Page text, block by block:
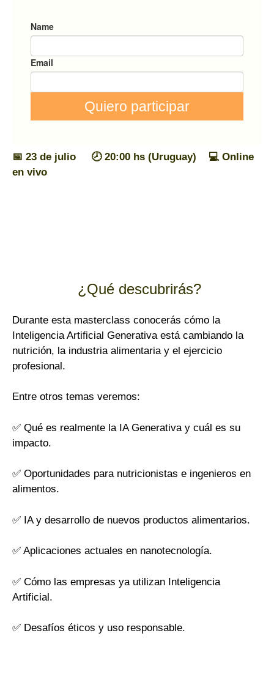
📅 23 de julio 🕗 20:00 hs (Uruguay) 💻 Online
en vivo
¿Qué descubrirás?
Durante esta masterclass conocerás cómo la
Inteligencia Artificial Generativa está cambiando la
nutrición, la industria alimentaria y el ejercicio
profesional.
Entre otros temas veremos:
✅ Qué es realmente la IA Generativa y cuál es su
impacto.
✅ Oportunidades para nutricionistas e ingenieros en
alimentos.
✅ IA y desarrollo de nuevos productos alimentarios.
✅ Aplicaciones actuales en nanotecnología.
✅ Cómo las empresas ya utilizan Inteligencia
Artificial.
✅ Desafíos éticos y uso responsable.